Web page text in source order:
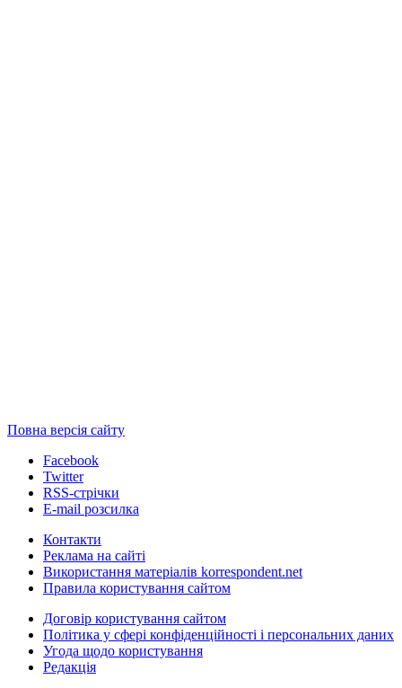
Повна версія сайту
Facebook
Twitter
RSS-стрічки
E-mail розсилка
Контакти
Реклама на сайті
Використання матеріалів korrespondent.net
Правила користування сайтом
Договір користування сайтом
Політика у сфері конфіденційності і персональних даних
Угода щодо користування
Редакція